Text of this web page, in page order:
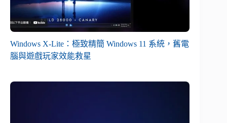
Windows X-Lite：極致精簡 Windows 11 系統，舊電
腦與遊戲玩家效能救星